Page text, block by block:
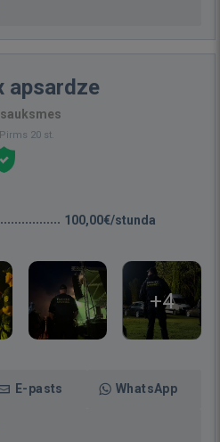
apsardze
20 st.
100,00€/stunda
+4
E-pasts WhatsApp